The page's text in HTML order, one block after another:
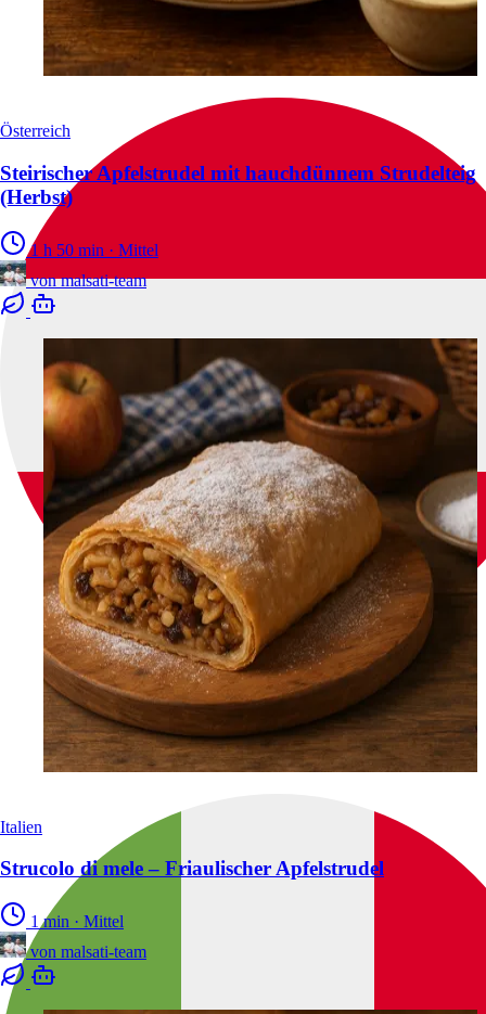
Österreich
Steirischer Apfelstrudel mit hauchdünnem Strudelteig
(Herbst)
1 h 50 min · Mittel
von malsati-team
Italien
Strucolo di mele – Friaulischer Apfelstrudel
1 min · Mittel
von malsati-team